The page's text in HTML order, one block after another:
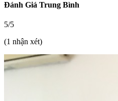
Đánh Giá Trung Bình
5/5
(1 nhận xét)